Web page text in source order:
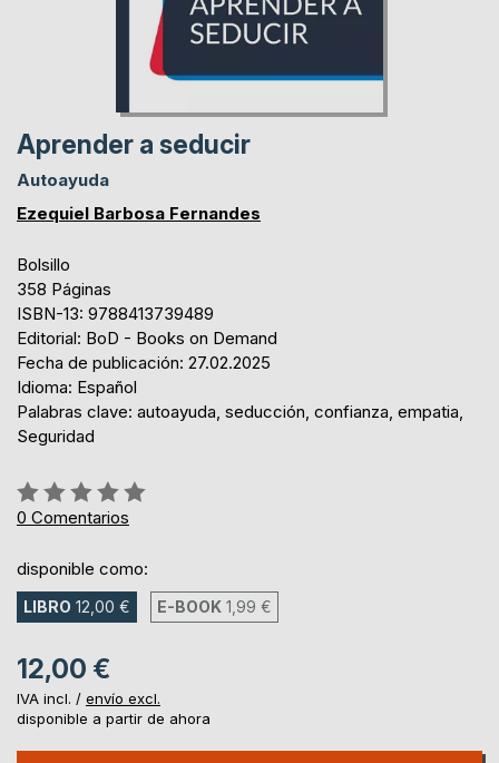
Aprender a seducir
Autoayuda
Ezequiel Barbosa Fernandes
Bolsillo
358 Páginas
ISBN-13: 9788413739489
Editorial: BoD - Books on Demand
Fecha de publicación: 27.02.2025
Idioma: Español
Palabras clave: autoayuda, seducción, confianza, empatia,
Seguridad
Rating:
0%
0 Comentarios
disponible como:
LIBRO 12,00 € E-BOOK 1,99 €
12,00 €
IVA incl. / envío excl.
disponible a partir de ahora